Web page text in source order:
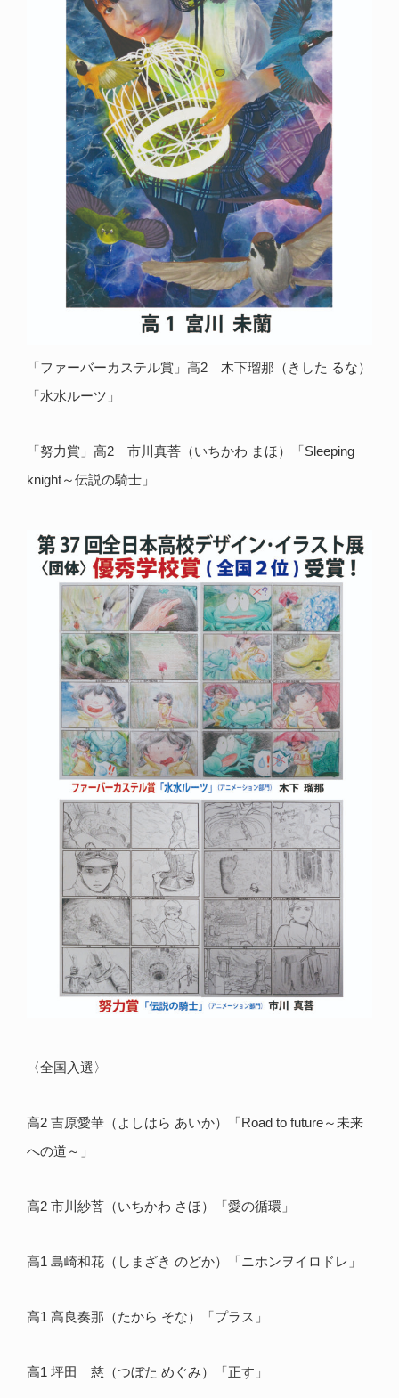
「ファーバーカステル賞」高2 木下瑠那（きした るな）
「水水ルーツ」
「努力賞」高2 市川真菩（いちかわ まほ）「Sleeping
knight～伝説の騎士」
〈全国入選〉
高2 吉原愛華（よしはら あいか）「Road to future～未来
への道～」
高2 市川紗菩（いちかわ さほ）「愛の循環」
高1 島崎和花（しまざき のどか）「ニホンヲイロドレ」
高1 高良奏那（たから そな）「プラス」
高1 坪田 慈（つぼた めぐみ）「正す」